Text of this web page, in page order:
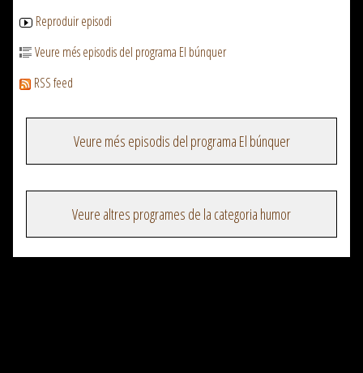
Reproduir episodi
Veure més episodis del programa El búnquer
RSS feed
Veure més episodis del programa El búnquer
Veure altres programes de la categoria humor